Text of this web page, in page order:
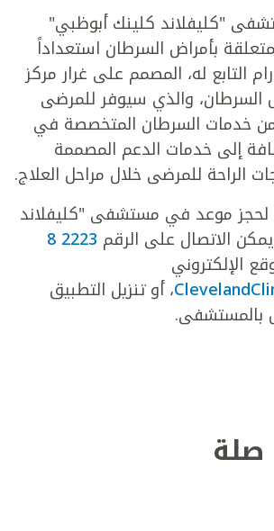
"كليفلاند كلينك أبوظبي"
بأمراض السرطان استعداداً
التابع له، المصمم على غرار مركز
السرطان، والذي سيوفر للمرضى
خدمات السرطان المتخصصة في
إلى خدمات الدعم المصممة
الراحة للمرضى خلال مراحل العلاج.
لحجز موعد في مستشفى "كليفلاند
الاتصال على الرقم
2223 8
الإلكتروني
، أو تنزيل التطبيق
بالمستشفى.
صلة